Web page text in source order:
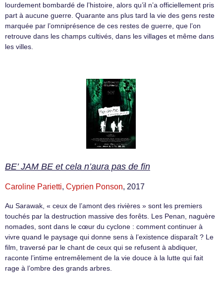
lourdement bombardé de l’histoire, alors qu’il n’a officiellement pris
part à aucune guerre. Quarante ans plus tard la vie des gens reste
marquée par l’omniprésence de ces restes de guerre, que l’on
retrouve dans les champs cultivés, dans les villages et même dans
les villes.
BE’ JAM BE et cela n’aura pas de fin
Caroline Parietti, Cyprien Ponson, 2017
Au Sarawak, « ceux de l’amont des rivières » sont les premiers
touchés par la destruction massive des forêts. Les Penan, naguère
nomades, sont dans le cœur du cyclone : comment continuer à
vivre quand le paysage qui donne sens à l’existence disparaît ? Le
film, traversé par le chant de ceux qui se refusent à abdiquer,
raconte l’intime entremêlement de la vie douce à la lutte qui fait
rage à l’ombre des grands arbres.